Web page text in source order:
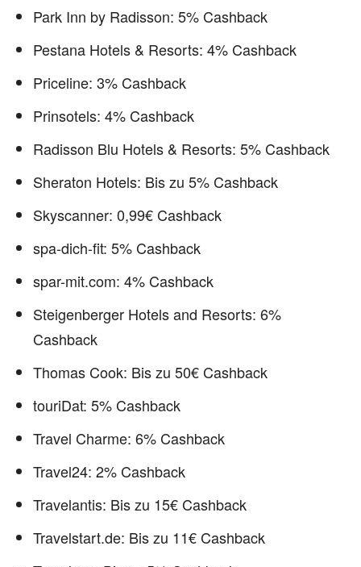
Park Inn by Radisson: 5% Cashback
Pestana Hotels & Resorts: 4% Cashback
Priceline: 3% Cashback
Prinsotels: 4% Cashback
Radisson Blu Hotels & Resorts: 5% Cashback
Sheraton Hotels: Bis zu 5% Cashback
Skyscanner: 0,99€ Cashback
spa-dich-fit: 5% Cashback
spar-mit.com: 4% Cashback
Steigenberger Hotels and Resorts: 6%
Cashback
Thomas Cook: Bis zu 50€ Cashback
touriDat: 5% Cashback
Travel Charme: 6% Cashback
Travel24: 2% Cashback
Travelantis: Bis zu 15€ Cashback
Travelstart.de: Bis zu 11€ Cashback